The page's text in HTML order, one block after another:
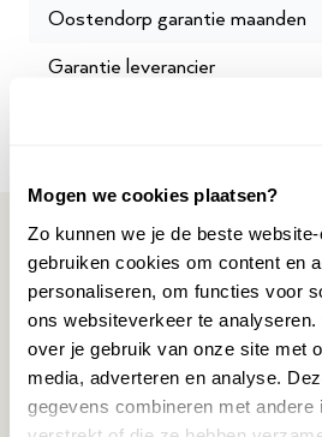
Mogen we cookies plaatsen?
Zo kunnen we je de beste
gebruiken cookies om content en
personaliseren, om functies voor
ons websiteverkeer te
over je gebruik van onze site met
media, adverteren en analyse.
gegevens combineren met
Oostendorp garantie maanden
Garantie leverancier
Misschien ook